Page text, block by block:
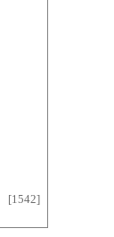
[1542]